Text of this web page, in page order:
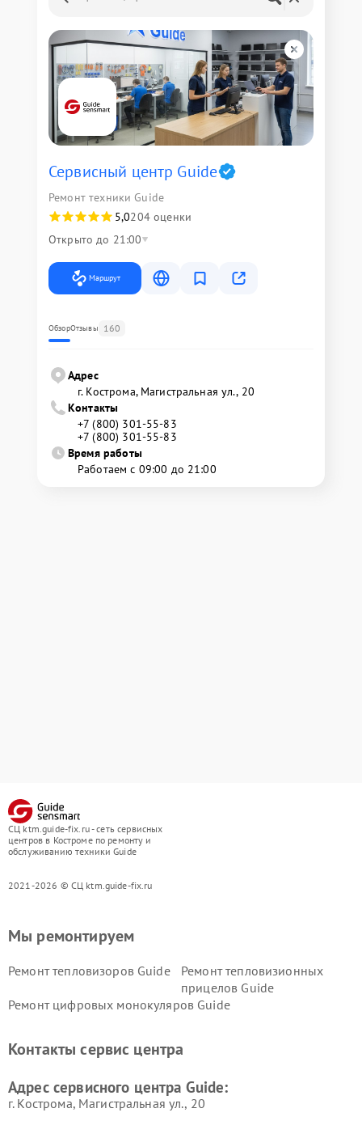
Сервисный центр Guide
Ремонт техники Guide
5,0204 оценки
Открыто до 21:00
Маршрут
ОбзорОтзывы 160
Адрес
г. Кострома, Магистральная ул., 20
Контакты
+7 (800) 301-55-83
+7 (800) 301-55-83
Время работы
Работаем с 09:00 до 21:00
СЦ ktm.guide-fix.ru - сеть сервисных
центров в Костроме по ремонту и
обслуживанию техники Guide
2021-2026 © СЦ ktm.guide-fix.ru
Мы ремонтируем
Ремонт тепловизоров Guide
Ремонт тепловизионных
прицелов Guide
Ремонт цифровых монокуляров Guide
Контакты сервис центра
Адрес сервисного центра Guide:
г. Кострома, Магистральная ул., 20